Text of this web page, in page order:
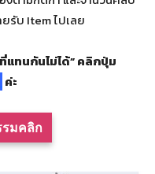
รับ Item ไปเลย
แทนกันไม่ได้” คลิกปุ่ม
ค่ะ
รมคลิก